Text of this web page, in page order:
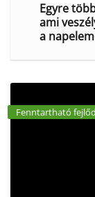
Egyre
ami
a
Fenntartható